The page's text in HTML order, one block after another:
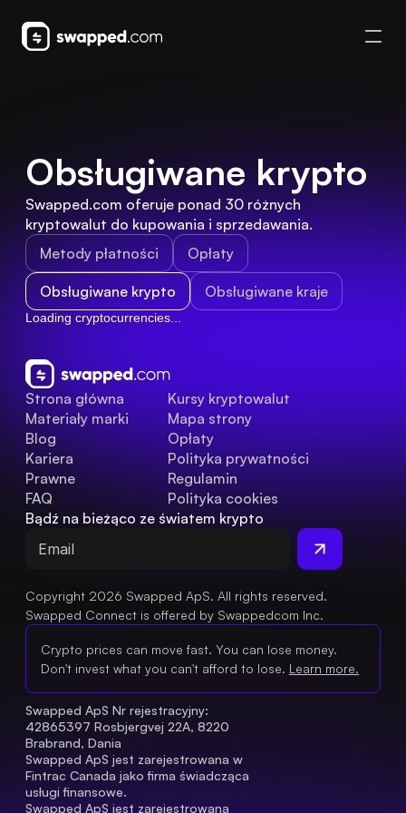
Obsługiwane krypto
Swapped.com oferuje ponad 30 różnych
kryptowalut do kupowania i sprzedawania.
Metody płatności
Opłaty
Obsługiwane krypto Obsługiwane kraje
Loading cryptocurrencies...
Strona główna
Materiały marki
Blog
FAQ
Prawne
Kariera
Kursy kryptowalut
Mapa strony
Opłaty
Polityka prywatności
Regulamin
Polityka cookies
Bądź na bieżąco ze światem krypto
Copyright 2026 Swapped ApS. All rights reserved.
Swapped Connect is offered by Swappedcom Inc.
Crypto prices can move fast. You can lose money.
Don't invest what you can't afford to lose. Learn more.
Swapped ApS Nr rejestracyjny:
42865397 Rosbjergvej 22A, 8220
Brabrand, Dania
Swapped ApS jest zarejestrowana w
Fintrac Canada jako firma świadcząca
usługi finansowe.
Swapped ApS jest zarejestrowaną